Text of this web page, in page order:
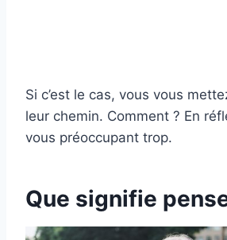
Si c’est le cas, vous vous
leur chemin. Comment ? En
vous préoccupant trop.
Que signifie